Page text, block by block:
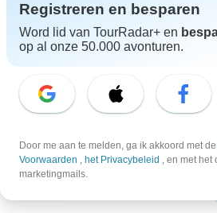
Vanaf €3.980
Vanaf Woensdag
19 aug. 2026 30
Gegarandeerd vertrek
Aanmelden
Prijs gebaseerd op privé
Registreren en besparen
Word lid van TourRadar+ en
op al onze 50.000 avonturen.
Door me aan te melden, ga ik akkoord met de
Voorwaarden , het Privacybeleid , en met het
marketingmails.